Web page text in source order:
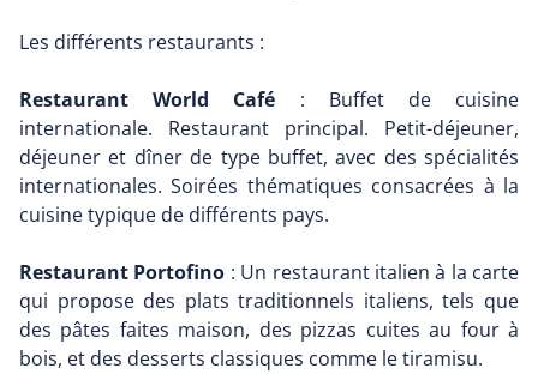
Les différents restaurants :
Restaurant World Café : Buffet de cuisine
internationale. Restaurant principal. Petit-déjeuner,
déjeuner et dîner de type buffet, avec des spécialités
internationales. Soirées thématiques consacrées à la
cuisine typique de différents pays.
Restaurant Portofino : Un restaurant italien à la carte
qui propose des plats traditionnels italiens, tels que
des pâtes faites maison, des pizzas cuites au four à
bois, et des desserts classiques comme le tiramisu.